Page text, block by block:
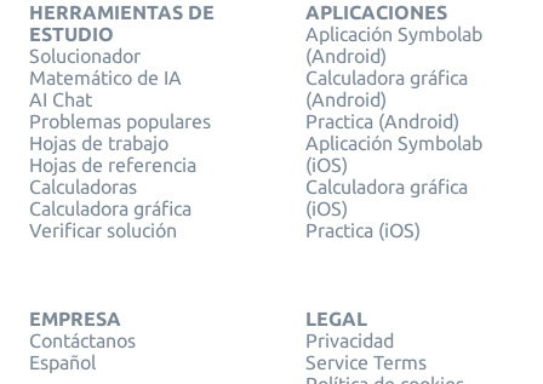
HERRAMIENTAS DE
ESTUDIO
Solucionador
Matemático de IA
AI Chat
Problemas populares
Hojas de trabajo
Hojas de referencia
Calculadoras
Calculadora gráfica
Verificar solución
APLICACIONES
Aplicación Symbolab
(Android)
Calculadora gráfica
(Android)
Practica (Android)
Aplicación Symbolab
(iOS)
Calculadora gráfica
(iOS)
Practica (iOS)
EMPRESA
Contáctanos
Español
LEGAL
Privacidad
Service Terms